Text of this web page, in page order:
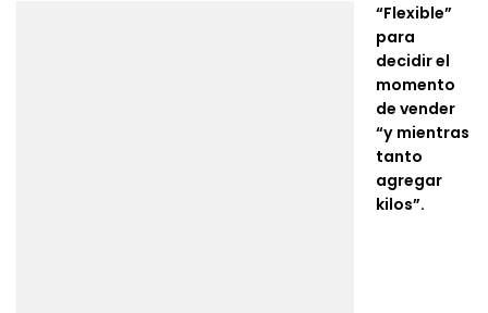
“Flexible”
para
decidir el
momento
de vender
“y mientras
tanto
agregar
kilos”.